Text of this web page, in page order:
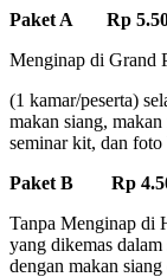
Paket A Rp
Menginap di Grand
(1 kamar/peserta)
makan siang,
seminar kit, dan foto
Paket B Rp
Tanpa Menginap di
yang dikemas
dengan makan